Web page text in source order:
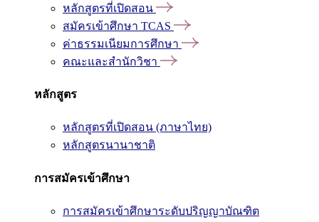
หลักสูตรที่เปิดสอน
สมัครเข้าศึกษา TCAS
ค่าธรรมเนียมการศึกษา
คณะและสำนักวิชา
หลักสูตร
หลักสูตรที่เปิดสอน (ภาษาไทย)
หลักสูตรนานาชาติ
การสมัครเข้าศึกษา
การสมัครเข้าศึกษาระดับปริญญาบัณฑิต